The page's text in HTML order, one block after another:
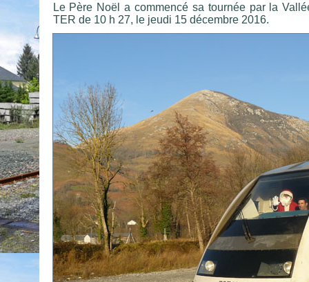
Le Père Noël a commencé sa tournée par la
TER de 10 h 27, le jeudi 15 décembre 2016.